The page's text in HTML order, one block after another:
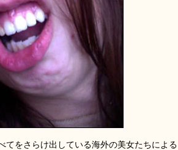
てをさらけ出している海外の美女たちによる